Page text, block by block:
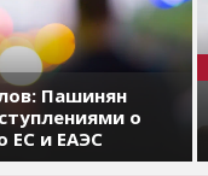
Пашинян
о
ЕС и ЕАЭС